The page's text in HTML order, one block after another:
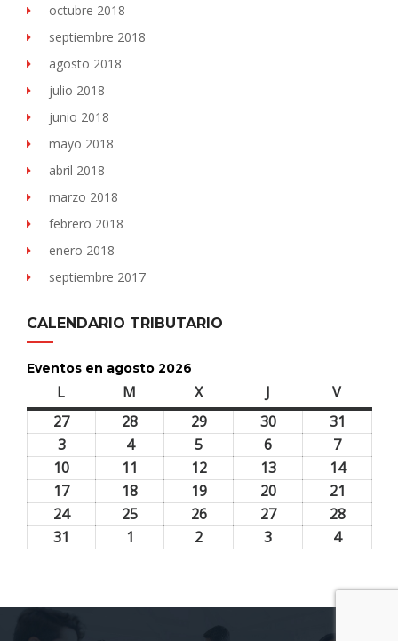
octubre 2018
septiembre 2018
agosto 2018
julio 2018
junio 2018
mayo 2018
abril 2018
marzo 2018
febrero 2018
enero 2018
septiembre 2017
CALENDARIO TRIBUTARIO
Eventos en agosto 2026
L M Xmiércoles J Vviernes
2727
28 2929
2026
3030
2026
31
2026
33
agosto,
2026
44
agosto,
2026
5
agosto,
2026
6
agosto,
2026
77
agosto,
2026
10
agosto,
2026
11 1212
agosto,
2026
1313
agosto,
2026
1414
2026
1717
agosto,
18 1919
agosto,
2020
agosto,
21
agosto,
2424
25 2626
2727
2828
31 1 2 3 44